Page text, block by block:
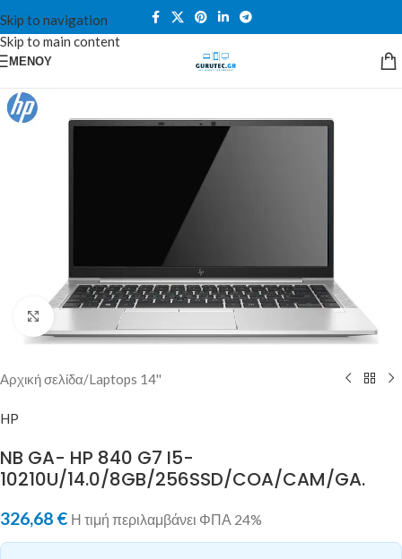
Skip to navigation
Skip to main content
ΜΕΝΟΎ
Κλικ για μεγέθυνση
Αρχική σελίδα/Laptops 14''
HP
NB GA- HP 840 G7 I5-
10210U/14.0/8GB/256SSD/COA/CAM/GA.
326,68 € Η τιμή περιλαμβάνει ΦΠΑ 24%